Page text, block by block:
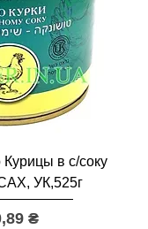
в с/соку
УК,525г
₴